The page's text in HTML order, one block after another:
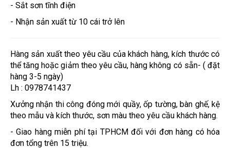
- Sắt sơn tĩnh điện
- Nhận sản xuất từ 10 cái trở lên
Hàng sản xuất theo yêu cầu của khách hàng, kích thước có
thể tăng hoặc giảm theo yêu cầu, hàng không có sẵn- ( đặt
hàng 3-5 ngày)
Lh : 0978741437
Xưởng nhận thi công đóng mới quầy, ốp tường, bàn ghế, kệ
theo mẫu và kích thước, sơn màu theo yêu cầu khách hàng.
- Giao hàng miễn phí tại TPHCM đối với đơn hàng có hóa
đơn tổng trên 15 triệu.